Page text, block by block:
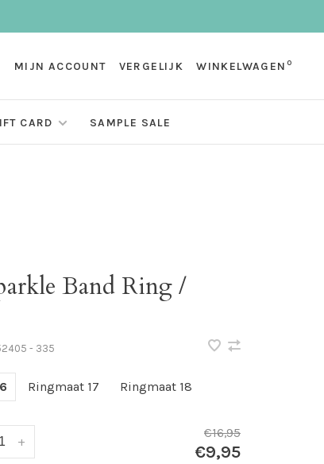
MIJN ACCOUNT VERGELIJK WINKELWAGEN 0
CARD SAMPLE SALE
Band Ring /
- 335
Ringmaat 17 Ringmaat 18
+
€16,95
€9,95